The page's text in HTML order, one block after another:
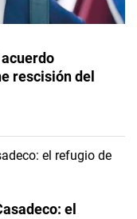
rescisión del
el